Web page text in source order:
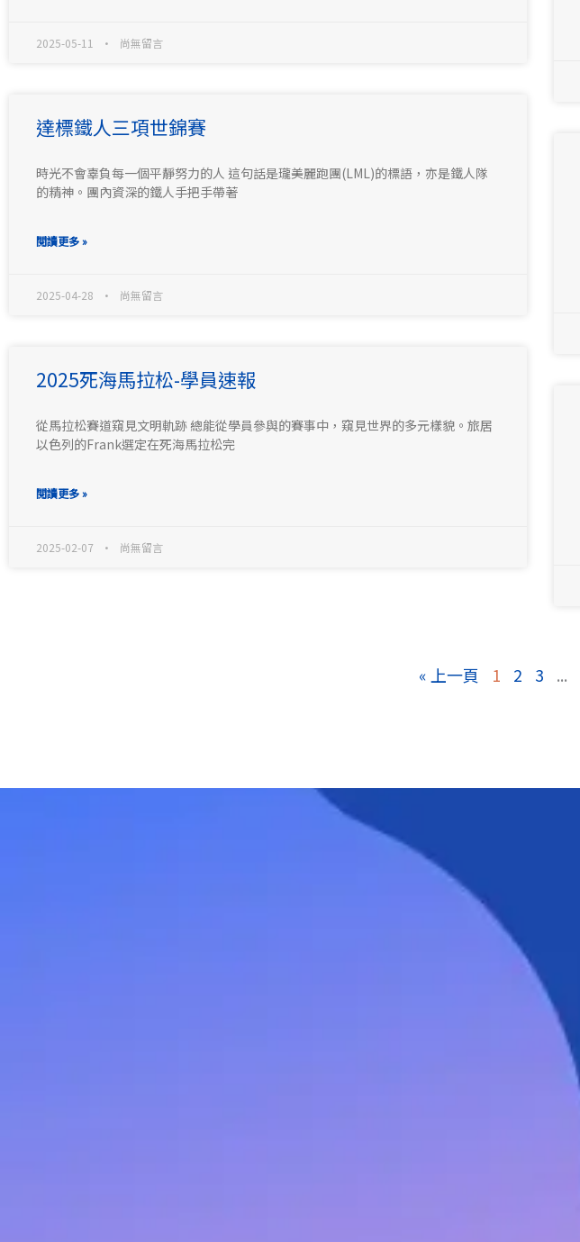
2025-05-11 尚無留言
達標鐵人三項世錦賽
時光不會辜負每一個平靜努力的人 這句話是瓏美麗跑團(LML)的標語，亦是鐵人隊
的精神。團內資深的鐵人手把手帶著
閱讀更多 »
2025-04-28 尚無留言
2025死海馬拉松-學員速報
從馬拉松賽道窺見文明軌跡 總能從學員參與的賽事中，窺見世界的多元樣貌。旅居
以色列的Frank選定在死海馬拉松完
閱讀更多 »
2025-02-07 尚無留言
« 上一頁 1 2 3 ...